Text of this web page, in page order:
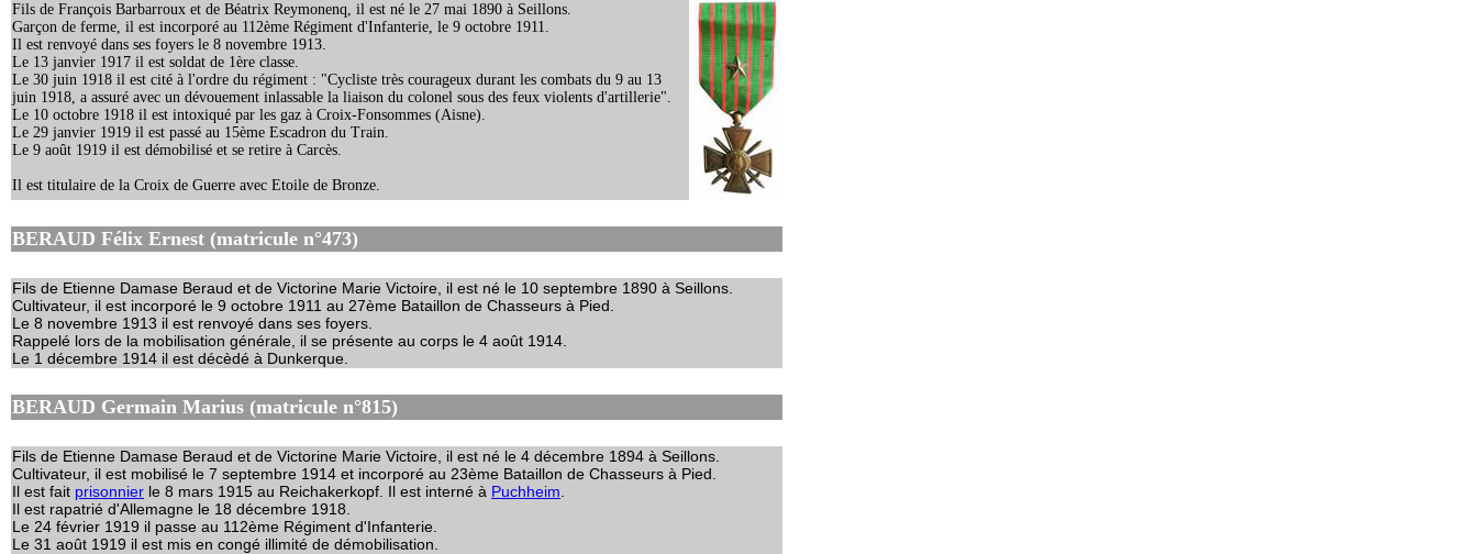
Fils de François Barbarroux et de Béatrix Reymonenq, il est né le 27 mai 1890 à Seillons.
Garçon de ferme, il est incorporé au 112ème Régiment d'Infanterie, le 9 octobre 1911.
Il est renvoyé dans ses foyers le 8 novembre 1913.
Le 13 janvier 1917 il est soldat de 1ère classe.
Le 30 juin 1918 il est cité à l'ordre du régiment : "Cycliste très courageux durant les combats du 9 au 13
juin 1918, a assuré avec un dévouement inlassable la liaison du colonel sous des feux violents d'artillerie".
Le 10 octobre 1918 il est intoxiqué par les gaz à Croix-Fonsommes (Aisne).
Le 29 janvier 1919 il est passé au 15ème Escadron du Train.
Le 9 août 1919 il est démobilisé et se retire à Carcès.
Il est titulaire de la Croix de Guerre avec Etoile de Bronze.
BERAUD Félix Ernest (matricule n°473)
Fils de Etienne Damase Beraud et de Victorine Marie Victoire, il est né le 10 septembre 1890 à Seillons.
Cultivateur, il est incorporé le 9 octobre 1911 au 27ème Bataillon de Chasseurs à Pied.
Le 8 novembre 1913 il est renvoyé dans ses foyers.
Rappelé lors de la mobilisation générale, il se présente au corps le 4 août 1914.
Le 1 décembre 1914 il est décèdé à Dunkerque.
BERAUD Germain Marius (matricule n°815)
Fils de Etienne Damase Beraud et de Victorine Marie Victoire, il est né le 4 décembre 1894 à Seillons.
Cultivateur, il est mobilisé le 7 septembre 1914 et incorporé au 23ème Bataillon de Chasseurs à Pied.
Il est fait prisonnier le 8 mars 1915 au Reichakerkopf. Il est interné à Puchheim
Il est rapatrié d'Allemagne le 18 décembre 1918.
Le 24 février 1919 il passe au 112ème Régiment d'Infanterie.
Le 31 août 1919 il est mis en congé illimité de démobilisation.